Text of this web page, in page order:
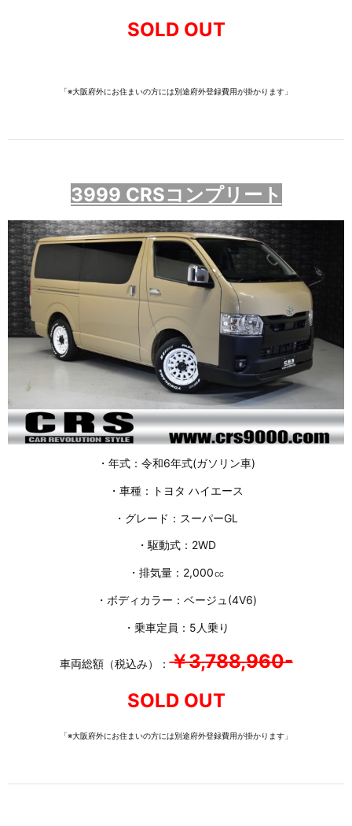
SOLD OUT
「※大阪府外にお住まいの方には別途府外登録費用が掛かります」
3999 CRSコンプリート
・年式：令和6年式(ガソリン車)
・車種：トヨタ ハイエース
・グレード：スーパーGL
・駆動式：2WD
・排気量：2,000㏄
・ボディカラー：ベージュ(4V6)
・乗車定員：5人乗り
車両総額（税込み）：￥3,788,960-
SOLD OUT
「※大阪府外にお住まいの方には別途府外登録費用が掛かります」